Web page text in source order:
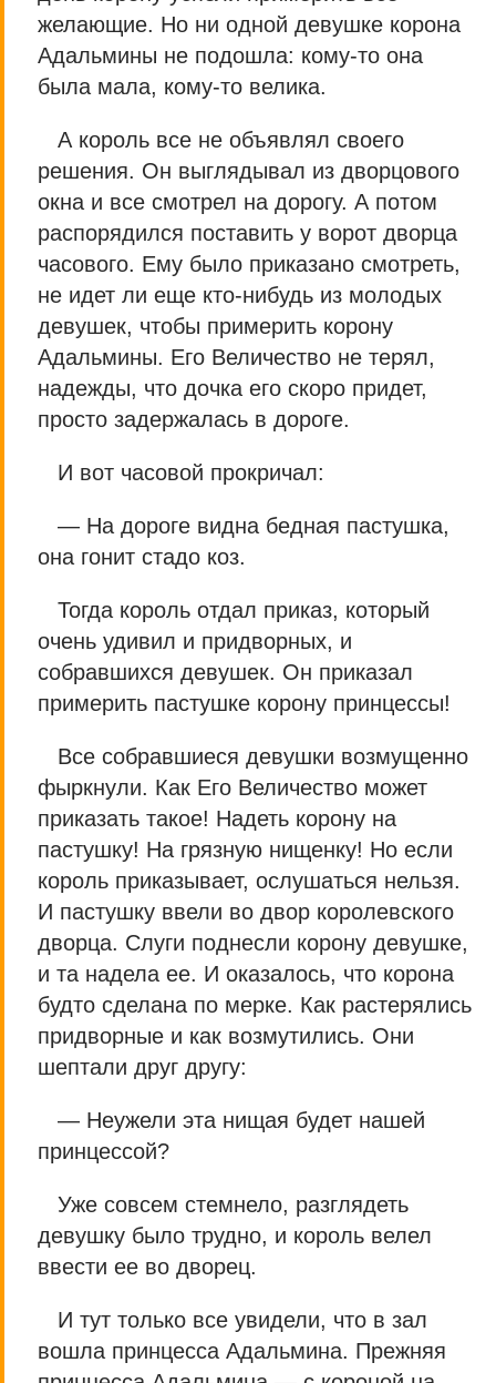
желающие. Но ни одной девушке корона
Адальмины не подошла: кому-то она
была мала, кому-то велика.
А король все не объявлял своего
решения. Он выглядывал из дворцового
окна и все смотрел на дорогу. А потом
распорядился поставить у ворот дворца
часового. Ему было приказано смотреть,
не идет ли еще кто-нибудь из молодых
девушек, чтобы примерить корону
Адальмины. Его Величество не терял,
надежды, что дочка его скоро придет,
просто задержалась в дороге.
И вот часовой прокричал:
— На дороге видна бедная пастушка,
она гонит стадо коз.
Тогда король отдал приказ, который
очень удивил и придворных, и
собравшихся девушек. Он приказал
примерить пастушке корону принцессы!
Все собравшиеся девушки возмущенно
фыркнули. Как Его Величество может
приказать такое! Надеть корону на
пастушку! На грязную нищенку! Но если
король приказывает, ослушаться нельзя.
И пастушку ввели во двор королевского
дворца. Слуги поднесли корону девушке,
и та надела ее. И оказалось, что корона
будто сделана по мерке. Как растерялись
придворные и как возмутились. Они
шептали друг другу:
— Неужели эта нищая будет нашей
принцессой?
Уже совсем стемнело, разглядеть
девушку было трудно, и король велел
ввести ее во дворец.
И тут только все увидели, что в зал
вошла принцесса Адальмина. Прежняя